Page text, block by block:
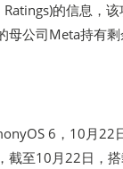
的信息，
公司Meta持有剩
6，10月22
截至10月22日，